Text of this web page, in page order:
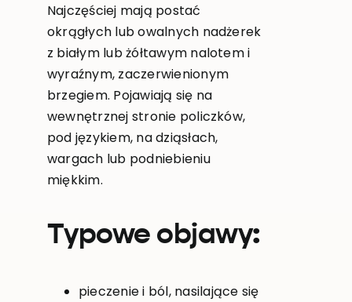
Najczęściej mają postać
okrągłych lub owalnych nadżerek
z białym lub żółtawym nalotem i
wyraźnym, zaczerwienionym
brzegiem. Pojawiają się na
wewnętrznej stronie policzków,
pod językiem, na dziąsłach,
wargach lub podniebieniu
miękkim.
Typowe objawy:
pieczenie i ból, nasilające się